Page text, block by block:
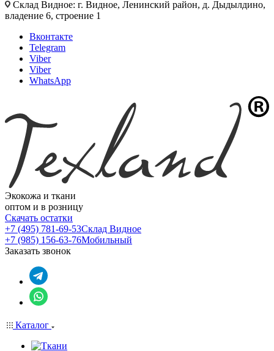
Склад Видное: г. Видное, Ленинский район, д. Дыдылдино,
владение 6, строение 1
Вконтакте
Telegram
Viber
Viber
WhatsApp
Экокожа и ткани
оптом и в розницу
Скачать остатки
+7 (495) 781-69-53Склад Видное
+7 (985) 156-63-76Мобильный
Заказать звонок
Каталог